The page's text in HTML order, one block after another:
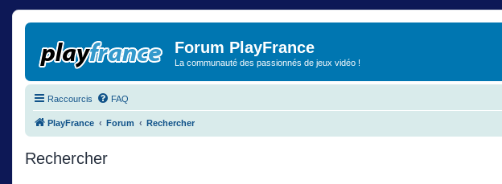
Forum PlayFrance
La communauté des passionnés de jeux vidéo !
Raccourcis FAQ
PlayFrance Forum Rechercher
Rechercher